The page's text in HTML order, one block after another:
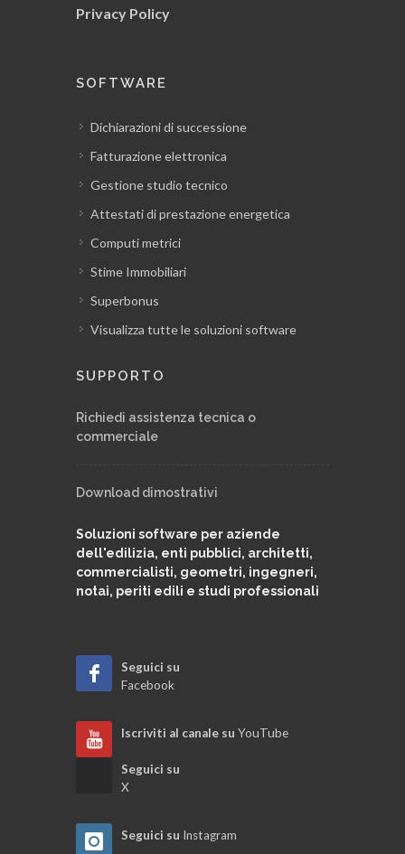
Privacy Policy
SOFTWARE
Dichiarazioni di successione
Fatturazione elettronica
Gestione studio tecnico
Attestati di prestazione energetica
Computi metrici
Stime Immobiliari
Superbonus
Visualizza tutte le soluzioni software
SUPPORTO
Richiedi assistenza tecnica o
commerciale
Download dimostrativi
Soluzioni software per aziende
dell'edilizia, enti pubblici, architetti,
commercialisti, geometri, ingegneri,
notai, periti edili e studi professionali
Seguici su
Facebook
Iscriviti al canale su YouTube
Seguici su
X
Seguici su Instagram